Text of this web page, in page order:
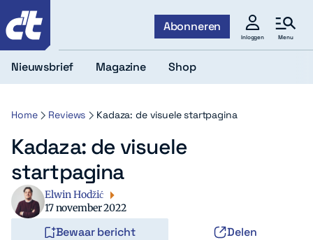
Abonneren
Inloggen Menu
Nieuwsbrief Magazine Shop
Home Reviews Kadaza: de visuele startpagina
Kadaza: de visuele
startpagina
Elwin Hodžić
17 november 2022
Bewaar bericht Delen